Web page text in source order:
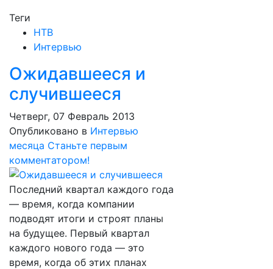
Теги
НТВ
Интервью
Ожидавшееся и
случившееся
Четверг, 07 Февраль 2013
Опубликовано в Интервью
месяца Станьте первым
комментатором!
Последний квартал каждого года
— время, когда компании
подводят итоги и строят планы
на будущее. Первый квартал
каждого нового года — это
время, когда об этих планах